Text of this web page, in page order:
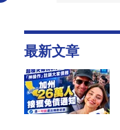
最新文章